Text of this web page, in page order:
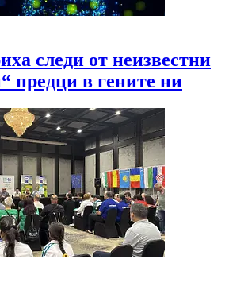
следи от неизвестни
предци в гените ни